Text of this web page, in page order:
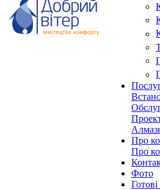
Про
Про
Фото